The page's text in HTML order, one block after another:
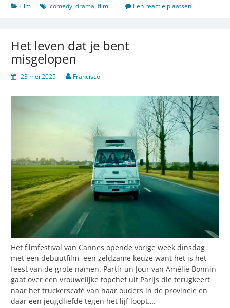
om
de
het
leven
Film comedy,drama,film Een reactie plaatsen
Het leven dat je bent
misgelopen
23 mei 2025 Francisco
Het filmfestival van Cannes opende vorige week dinsdag
met een debuutfilm, een zeldzame keuze want het is het
feest van de grote namen. Partir un Jour van Amélie Bonnin
gaat over een vrouwelijke topchef uit Parijs die terugkeert
naar het truckerscafé van haar ouders in de provincie en
daar een jeugdliefde tegen het lijf loopt….